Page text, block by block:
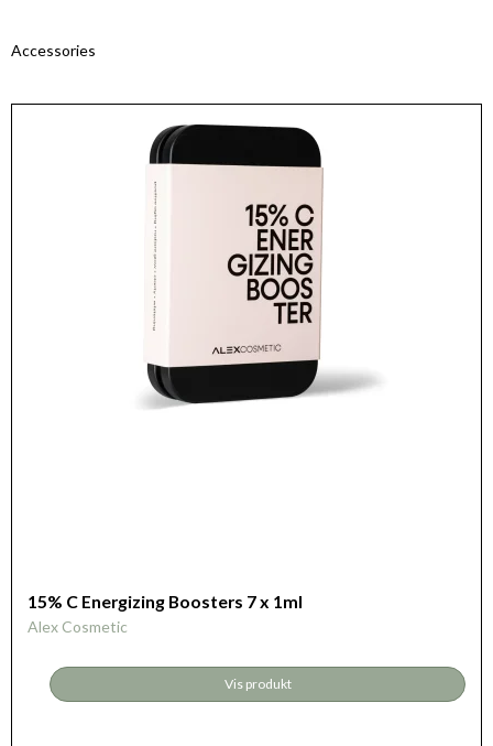
Accessories
15% C Energizing Boosters 7 x 1ml
Alex Cosmetic
Vis produkt